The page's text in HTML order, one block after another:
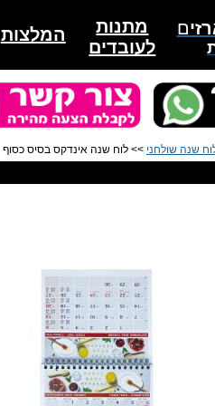
המלצות
מתנות
לעובדים
ם
שנה שולחני >> לוח שנה אינדקס בסיס כסוף